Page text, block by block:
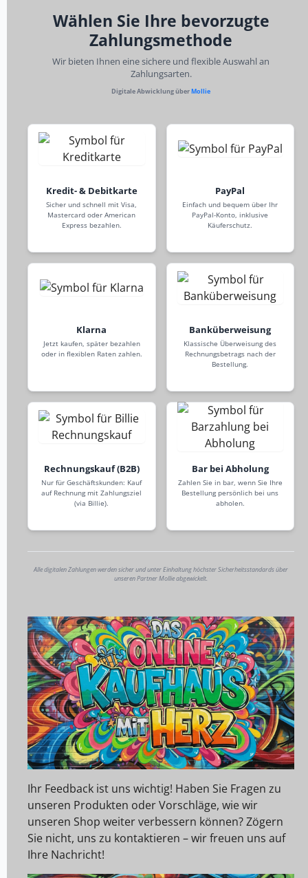
Wählen Sie Ihre bevorzugte
Zahlungsmethode
Wir bieten Ihnen eine sichere und flexible Auswahl an
Zahlungsarten.
Digitale Abwicklung überMollie
Kredit- & Debitkarte
Sicher und schnell mit Visa,
Mastercard oder American
Express bezahlen.
PayPal
Einfach und bequem über Ihr
PayPal-Konto, inklusive
Käuferschutz.
Klarna
Jetzt kaufen, später bezahlen
oder in flexiblen Raten zahlen.
Banküberweisung
Klassische Überweisung des
Rechnungsbetrags nach der
Bestellung.
Rechnungskauf (B2B)
Nur für Geschäftskunden: Kauf
auf Rechnung mit Zahlungsziel
(via Billie).
Bar bei Abholung
Zahlen Sie in bar, wenn Sie Ihre
Bestellung persönlich bei uns
abholen.
Alle digitalen Zahlungen werden sicher und unter Einhaltung höchster Sicherheitsstandards über
unseren Partner Mollie abgewickelt.
Ihr Feedback ist uns wichtig! Haben Sie Fragen zu
unseren Produkten oder Vorschläge, wie wir
unseren Shop weiter verbessern können? Zögern
Sie nicht, uns zu kontaktieren – wir freuen uns auf
Ihre Nachricht!